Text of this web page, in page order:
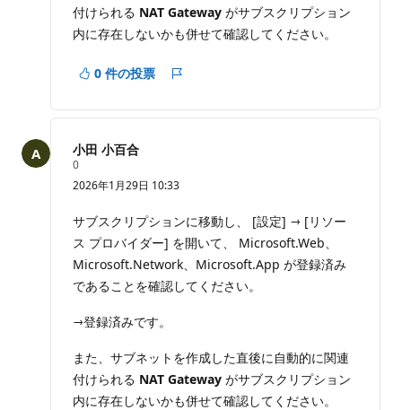
付けられる NAT Gateway がサブスクリプション
内に存在しないかも併せて確認してください。
0 件の投票
ー
小田 小百合
0評
の
イ
ン
ト
2026年1月29日 10:33
サブスクリプションに移動し、 [設定] → [リソー
ス プロバイダー] を開いて、 Microsoft.Web、
Microsoft.Network、Microsoft.App が登録済み
であることを確認してください。
→登録済みです。
また、サブネットを作成した直後に自動的に関連
付けられる NAT Gateway がサブスクリプション
内に存在しないかも併せて確認してください。